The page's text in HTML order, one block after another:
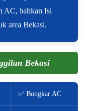
AC, bahkan Isi
area Bekasi.
Bekasi
✅ Bongkar AC